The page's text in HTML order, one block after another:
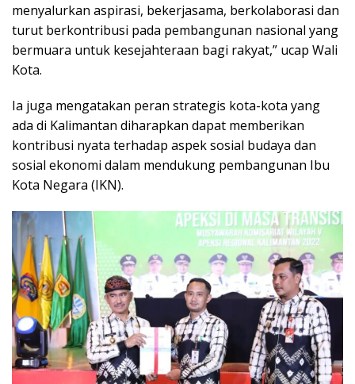
menyalurkan aspirasi, bekerjasama, berkolaborasi dan
turut berkontribusi pada pembangunan nasional yang
bermuara untuk kesejahteraan bagi rakyat,” ucap Wali
Kota.
Ia juga mengatakan peran strategis kota-kota yang
ada di Kalimantan diharapkan dapat memberikan
kontribusi nyata terhadap aspek sosial budaya dan
sosial ekonomi dalam mendukung pembangunan Ibu
Kota Negara (IKN).